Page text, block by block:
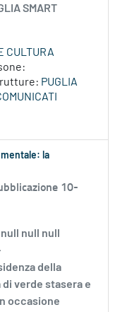
SMART
CULTURA
PUGLIA
la
10-
null null
della
di verde stasera e
occasione